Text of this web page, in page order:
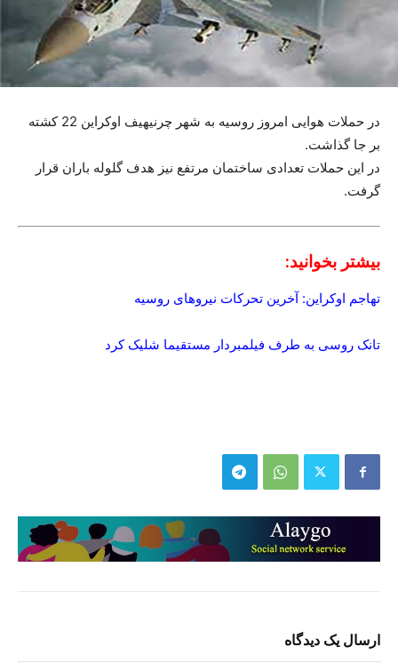
در حملات هوایی امروز روسیه به شهر چرنیهیف اوکراین 22 کشته
بر جا گذاشت.
در این حملات تعدادی ساختمان مرتفع نیز هدف گلوله باران قرار
گرفت.
بیشتر بخوانید:
تهاجم اوکراین: آخرین تحرکات نیروهای روسیه
تانک روسی به طرف فیلمبردار مستقیما شلیک کرد
ارسال یک دیدگاه